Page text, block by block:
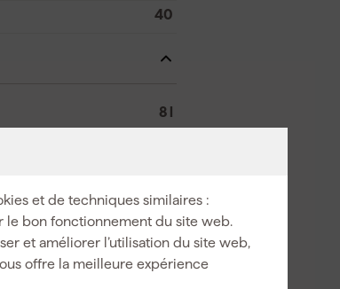
et de techniques similaires :
le bon fonctionnement du site web.
et améliorer l’utilisation du site web,
offre la meilleure expérience
40
8 l
2800 l/min
Aspirateur à main
Bac_récupération